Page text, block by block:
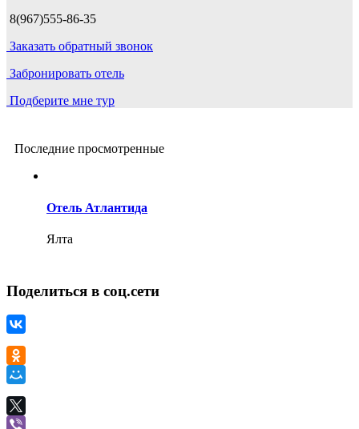
8(967)555-86-35
Заказать обратный звонок
Забронировать отель
Подберите мне тур
Последние просмотренные
Отель Атлантида
Ялта
Поделиться в соц.сети